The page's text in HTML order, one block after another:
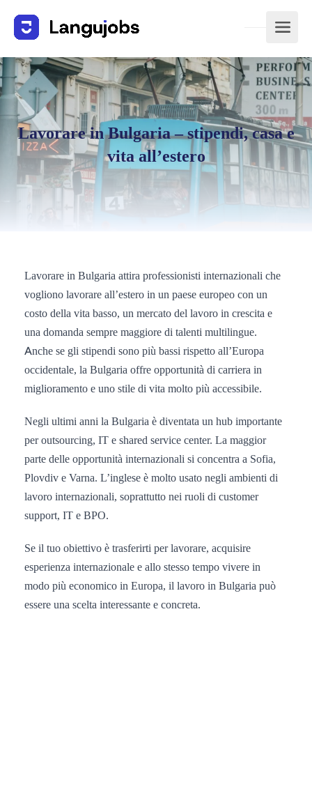
Lavorare in Bulgaria – stipendi, casa e
vita all’estero
Lavorare in Bulgaria attira professionisti internazionali che
vogliono lavorare all’estero in un paese europeo con un
costo della vita basso, un mercato del lavoro in crescita e
una domanda sempre maggiore di talenti multilingue.
Anche se gli stipendi sono più bassi rispetto all’Europa
occidentale, la Bulgaria offre opportunità di carriera in
miglioramento e uno stile di vita molto più accessibile.
Negli ultimi anni la Bulgaria è diventata un hub importante
per outsourcing, IT e shared service center. La maggior
parte delle opportunità internazionali si concentra a Sofia,
Plovdiv e Varna. L’inglese è molto usato negli ambienti di
lavoro internazionali, soprattutto nei ruoli di customer
support, IT e BPO.
Se il tuo obiettivo è trasferirti per lavorare, acquisire
esperienza internazionale e allo stesso tempo vivere in
modo più economico in Europa, il lavoro in Bulgaria può
essere una scelta interessante e concreta.